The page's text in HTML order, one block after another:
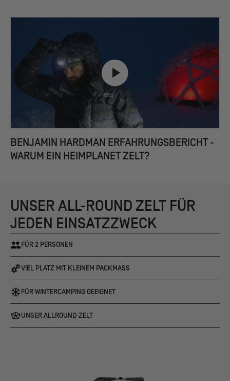
BENJAMIN HARDMAN ERFAHRUNGSBERICHT -
WARUM EIN HEIMPLANET ZELT?
UNSER ALL-ROUND ZELT FÜR
JEDEN EINSATZZWECK
FÜR 2 PERSONEN
VIEL PLATZ MIT KLEINEM PACKMASS
FÜR WINTERCAMPING GEEIGNET
UNSER ALLROUND ZELT